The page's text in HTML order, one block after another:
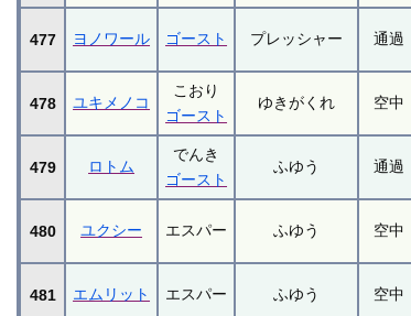
477 ヨノワール ゴースト プレッシャー 通過
478 ユキメノコ
こおり
ゴースト
ゆきがくれ 空中
479 ロトム
でんき
ゴースト
ふゆう 通過
480 ユクシー エスパー ふゆう 空中
481 エムリット エスパー ふゆう 空中